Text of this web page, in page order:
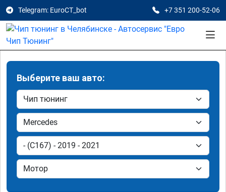
Telegram: EuroCT_bot +7 351 200-52-06
Выберите ваш авто: